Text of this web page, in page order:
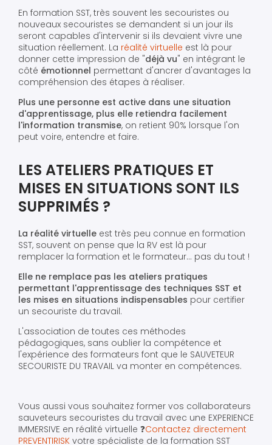
En formation SST, très souvent les secouristes ou
nouveaux secouristes se demandent si un jour ils
seront capables d'intervenir si ils devaient vivre une
situation réellement. La réalité virtuelle est là pour
donner cette impression de "déjà vu" en intégrant le
côté émotionnel permettant d'ancrer d'avantages la
compréhension des étapes à réaliser.
Plus une personne est active dans une situation
d'apprentissage, plus elle retiendra facilement
l'information transmise, on retient 90% lorsque l'on
peut voire, entendre et faire.
LES ATELIERS PRATIQUES ET
MISES EN SITUATIONS SONT ILS
SUPPRIMÉS ?
La réalité virtuelle est très peu connue en formation
SST, souvent on pense que la RV est là pour
remplacer la formation et le formateur... pas du tout !
Elle ne remplace pas les ateliers pratiques
permettant l'apprentissage des techniques SST et
les mises en situations indispensables pour certifier
un secouriste du travail.
L'association de toutes ces méthodes
pédagogiques, sans oublier la compétence et
l'expérience des formateurs font que le SAUVETEUR
SECOURISTE DU TRAVAIL va monter en compétences.
Vous aussi vous souhaitez former vos collaborateurs
sauveteurs secouristes du travail avec une EXPERIENCE
IMMERSIVE en réalité virtuelle ❓Contactez directement
PREVENTIRISK votre spécialiste de la formation SST